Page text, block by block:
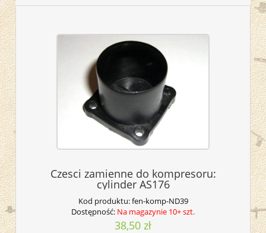
Czesci zamienne do kompresoru:
cylinder AS176
Kod produktu:fen-komp-ND39
Dostępność: Na magazynie 10+ szt.
38,50 zł